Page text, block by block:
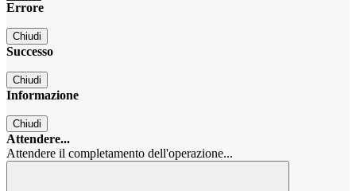
Errore
Chiudi
Successo
Chiudi
Informazione
Chiudi
Attendere...
Attendere il completamento dell'operazione...